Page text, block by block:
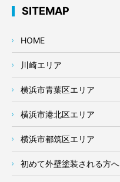
SITEMAP
HOME
川崎エリア
横浜市青葉区エリア
横浜市港北区エリア
横浜市都筑区エリア
初めて外壁塗装される方へ